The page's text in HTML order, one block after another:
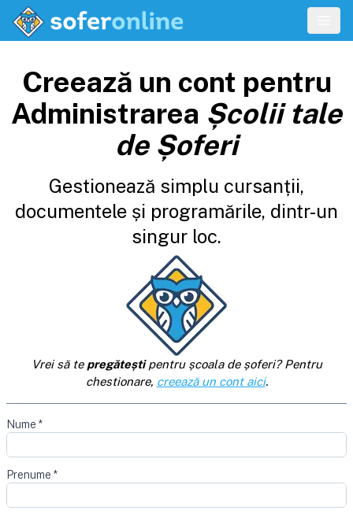
Creează un cont pentru
Administrarea Școlii tale
de Șoferi
Gestionează simplu cursanții,
documentele și programările, dintr-un
singur loc.
Vrei să te pregăteștipentru școala de șoferi? Pentru
chestionare, creează un cont aici.
Nume *
Prenume *